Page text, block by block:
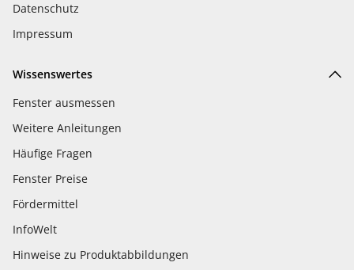
Datenschutz
Impressum
Wissenswertes
Fenster ausmessen
Weitere Anleitungen
Häufige Fragen
Fenster Preise
Fördermittel
InfoWelt
Hinweise zu Produktabbildungen